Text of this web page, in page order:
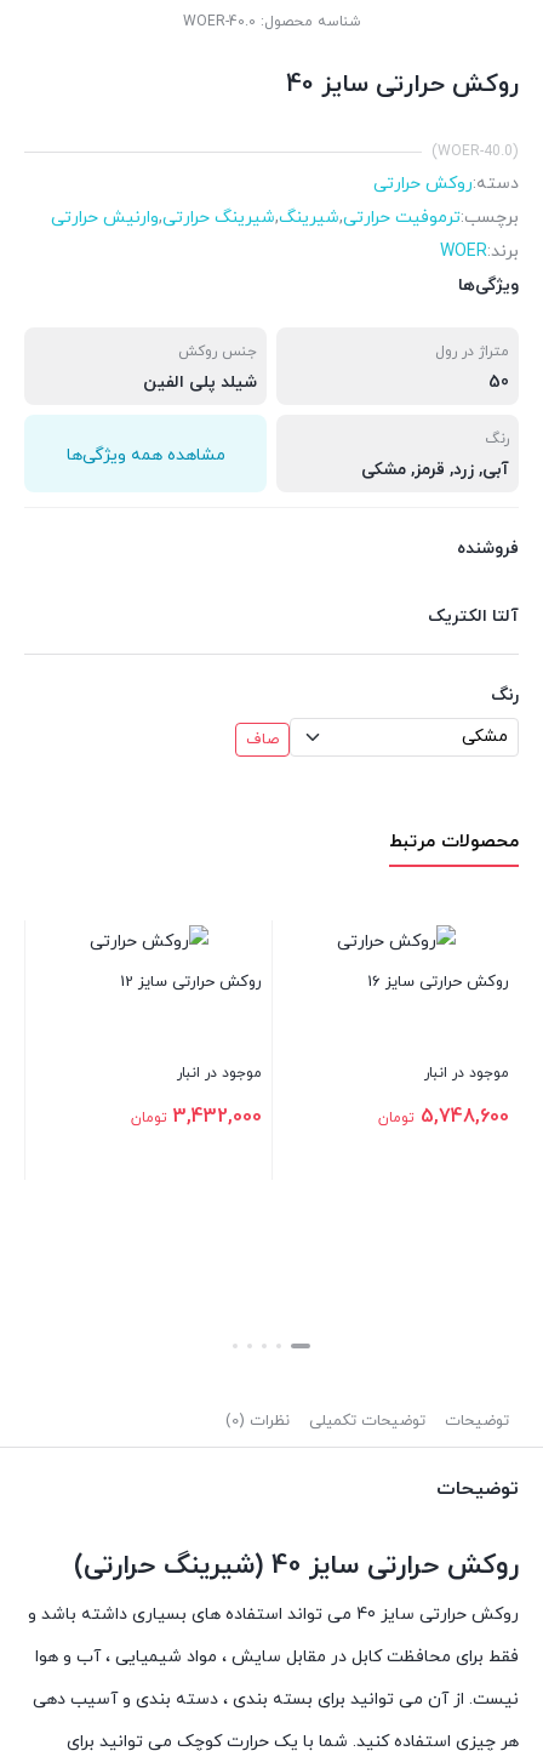
شناسه محصول: WOER-40.0
روکش حرارتی سایز 40
(WOER-40.0)
دسته:روکش حرارتی
برچسب:ترموفیت حرارتی,شیرینگ,شیرینگ حرارتی,وارنیش حرارتی
برند:WOER
ویژگی‌ها
متراژ در رول
50
جنس روکش
شیلد پلی الفین
رنگ
آبی, زرد, قرمز, مشکی
مشاهده همه ویژگی‌ها
فروشنده
آلتا الکتریک
رنگ
صاف
محصولات مرتبط
روکش حرارتی سایز 16
موجود در انبار
5,748,600 تومان
روکش حرارتی سایز 12
موجود در انبار
3,432,000 تومان
توضیحات توضیحات تکمیلی نظرات (0)
توضیحات
روکش حرارتی سایز 40 (شیرینگ حرارتی)
روکش حرارتی سایز 40 می تواند استفاده های بسیاری داشته باشد و
فقط برای محافظت کابل در مقابل سایش ، مواد شیمیایی ، آب و هوا
نیست. از آن می توانید برای بسته بندی ، دسته بندی و آسیب دهی
هر چیزی استفاده کنید. شما با یک حرارت کوچک می توانید برای